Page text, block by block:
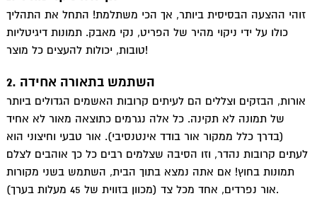
זוהי ההצעה הבסיסית ביותר, אך הכי משתלמת! התחל את התהליך
כולו על ידי ניקוי מהיר של הפריט, נקי מאבק. תמונות דיגיטליות
טובות, יכולות להעצים כל מוצר!
2. השתמש בתאורה אחידה
אורות, הבזקים וצללים הם לעיתים קרובות האשמים הגדולים ביותר
של תמונה לא תקינה. כל אלה נגרמים כתוצאה מאור לא אחיד
(בדרך כלל ממקור אור בודד אינטנסיבי). אור טבעי וחיצוני הוא
לעתים קרובות נהדר, וזו הסיבה שצלמים רבים כל כך אוהבים לצלם
תמונות בחוץ! אם אתה נמצא בתוך הבית, השתמש בשני מקורות
אור נפרדים, אחד מכל צד (מכוון בזווית של 45 מעלות בערך).